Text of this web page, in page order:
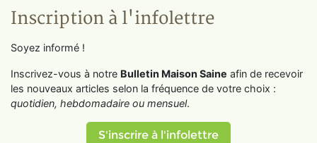
Inscription à l'infolettre
Soyez informé !
Inscrivez-vous à notre Bulletin Maison Saine afin de recevoir
les nouveaux articles selon la fréquence de votre choix :
quotidien, hebdomadaire ou mensuel.
S'inscrire à l'infolettre